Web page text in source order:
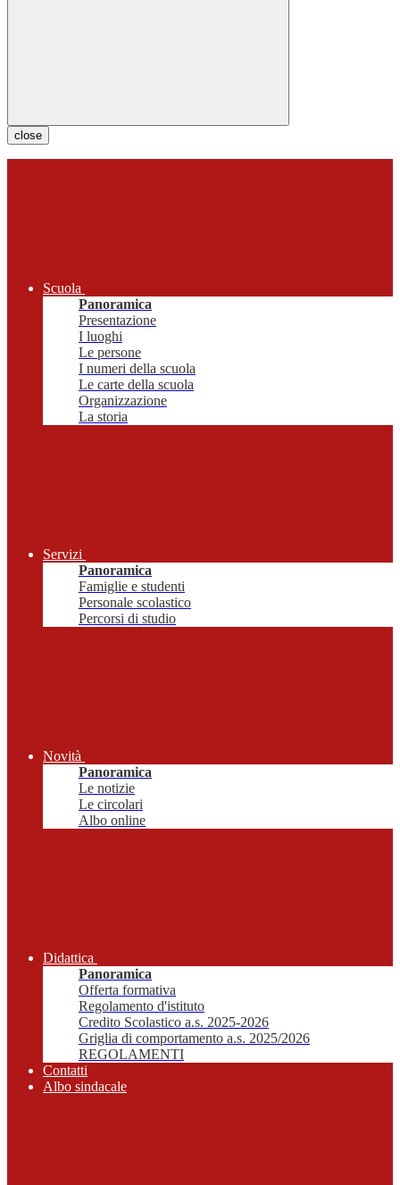
close
Scuola
Panoramica
Presentazione
I luoghi
Le persone
I numeri della scuola
Le carte della scuola
Organizzazione
La storia
Servizi
Panoramica
Famiglie e studenti
Personale scolastico
Percorsi di studio
Novità
Panoramica
Le notizie
Le circolari
Albo online
Didattica
Panoramica
Offerta formativa
Regolamento d'istituto
Credito Scolastico a.s. 2025-2026
Griglia di comportamento a.s. 2025/2026
REGOLAMENTI
Contatti
Albo sindacale